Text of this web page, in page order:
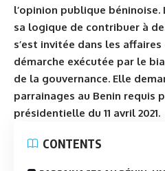
l’opinion publique béninoise.
sa logique de contribuer à
s’est invitée dans les
démarche exécutée par le
de la gouvernance. Elle
parrainages au Benin requis
présidentielle du 11 avril 2021.
CONTENTS